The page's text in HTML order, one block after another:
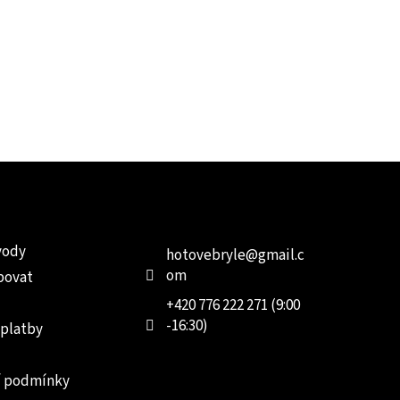
podmínky
hotovebryle@gmail.c
om
+420 776 222 271 (9:00
-16:30)